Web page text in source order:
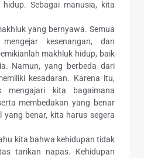
Sebagai manusia, kita
yang bernyawa. Semua
kesenangan, dan
makhluk hidup, baik
Namun, yang berbeda dari
kesadaran. Karena itu,
mengajari kita bagaimana
membedakan yang benar
benar, kita harus segera
kita bahwa kehidupan tidak
tarikan napas. Kehidupan